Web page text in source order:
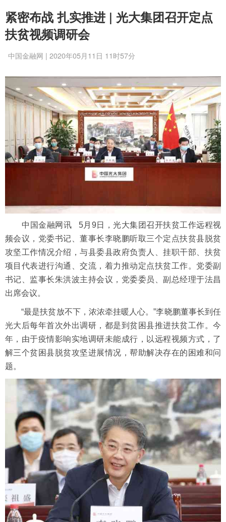
紧密布战 扎实推进 | 光大集团召开定点
扶贫视频调研会
中国金融网 | 2020年05月11日 11时57分
中国金融网讯 5月9日，光大集团召开扶贫工作远程视
频会议，党委书记、董事长李晓鹏听取三个定点扶贫县脱贫
攻坚工作情况介绍，与县委县政府负责人、挂职干部、扶贫
项目代表进行沟通、交流，着力推动定点扶贫工作。党委副
书记、监事长朱洪波主持会议，党委委员、副总经理于法昌
出席会议。
“最是扶贫放不下，浓浓牵挂暖人心。”李晓鹏董事长到任
光大后每年首次外出调研，都是到贫困县推进扶贫工作。今
年，由于疫情影响实地调研未能成行，以远程视频方式，了
解三个贫困县脱贫攻坚进展情况，帮助解决存在的困难和问
题。